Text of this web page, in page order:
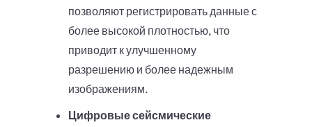
позволяют регистрировать данные с
более высокой плотностью, что
приводит к улучшенному
разрешению и более надежным
изображениям.
Цифровые сейсмические